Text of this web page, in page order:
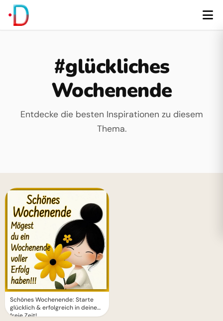
#glückliches
Wochenende
Entdecke die besten Inspirationen zu diesem
Thema.
Schönes Wochenende: Starte
glücklich & erfolgreich in deine
freie Zeit!